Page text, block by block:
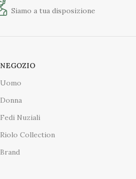
Siamo a tua disposizione
NEGOZIO
Uomo
Donna
Fedi Nuziali
Riolo Collection
Brand